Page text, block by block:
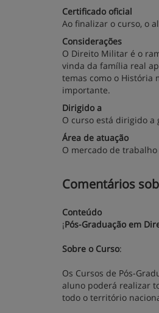
Certificado oficial
Ao finalizar o curso, o
Considerações
O Direito Militar é o
vinda da família real
temas como o História
importante.
Dirigido a
O curso está dirigido a
Área de atuação
O mercado de
Comentários
Conteúdo
¡Pós-Graduação em
Sobre o Curso:
Os Cursos de Pós-
aluno poderá realizar
todo o território